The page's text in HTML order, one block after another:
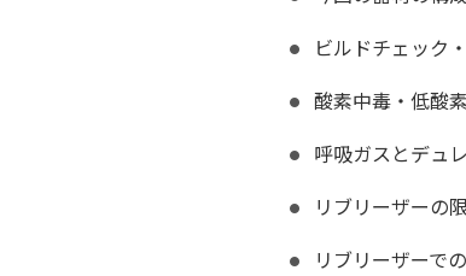
ビルドチェック
酸素中毒・低酸素
呼吸ガスとデュ
リブリーザーの
リブリーザーで